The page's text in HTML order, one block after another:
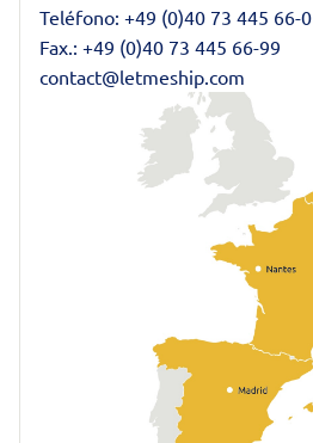
Teléfono: +49 (0)40 73 445 66-0
Fax.: +49 (0)40 73 445 66-99
contact@letmeship.com